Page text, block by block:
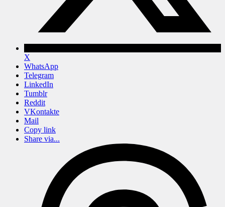
X
WhatsApp
Telegram
LinkedIn
Tumblr
Reddit
VKontakte
Mail
Copy link
Share via...